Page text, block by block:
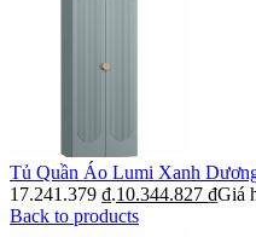
Tủ Quần Áo Lumi Xanh
17.241.379 ₫.10.344.827 ₫Giá
Back to products